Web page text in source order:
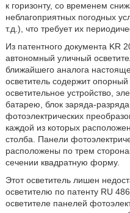
к горизонту, со временем
неблагоприятных погодных
т.д.), что требует их
Из патентного документа KR
автономный уличный
ближайшего аналога
осветитель содержит
осветительное устройство,
батарею, блок заряда-
фотоэлектрических
каждой из которых
столба. Панели
расположены по трем
сечении квадратную форму.
Этот осветитель лишен
осветителю по патенту RU
осветителе панелей